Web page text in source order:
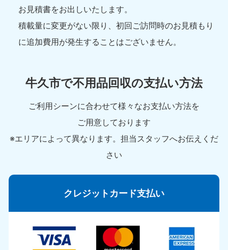
お見積書をお出しいたします。
積載量に変更がない限り、初回ご訪問時のお見積もり
に追加費用が発生することはございません。
牛久市で不用品回収の支払い方法
ご利用シーンに合わせて様々なお支払い方法を
ご用意しております
※エリアによって異なります。担当スタッフへお伝えくだ
さい
クレジットカード支払い